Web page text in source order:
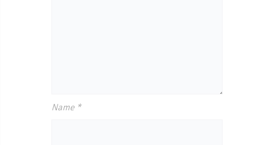
Name *